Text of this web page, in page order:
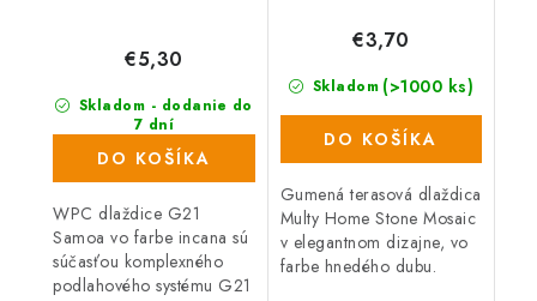
Skladom - dodanie do
7 dní
(500 ks)
€5,30
DO KOŠÍKA
WPC dlaždice G21
Samoa vo farbe incana sú
súčasťou komplexného
podlahového systému G21
Skladom (>1000 ks)
€3,70
DO KOŠÍKA
Gumená terasová dlaždica
Multy Home Stone Mosaic
v elegantnom dizajne, vo
farbe hnedého dubu.